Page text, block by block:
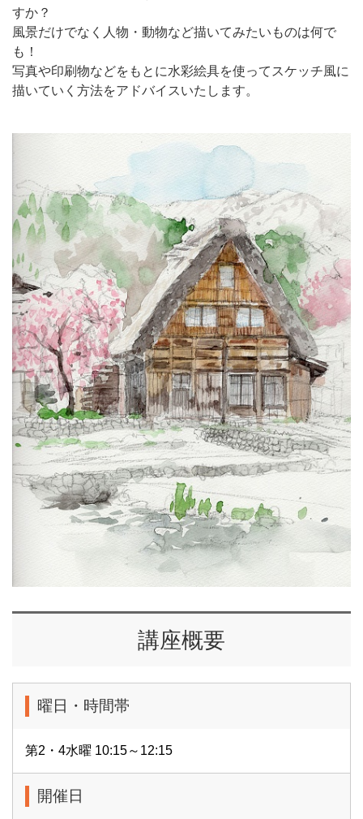
すか？
風景だけでなく人物・動物など描いてみたいものは何で
も！
写真や印刷物などをもとに水彩絵具を使ってスケッチ風に
描いていく方法をアドバイスいたします。
講座概要
曜日・時間帯
第2・4水曜 10:15～12:15
開催日